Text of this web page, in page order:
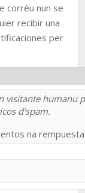
corréu nun se
recibir una
per
visitante humanu
d'spam.
na